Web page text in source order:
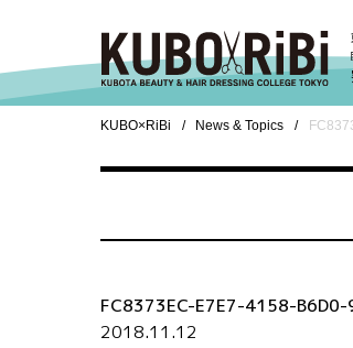
KUBO×RiBi News & Topics
FC8373EC-E7E7-4158-
2018.11.12